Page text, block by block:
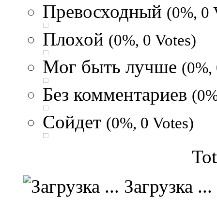
Превосходный (0%, 0
Плохой (0%, 0 Votes)
Мог быть лучше (0%,
Без комментариев
Сойдет (0%, 0 Votes)
Загрузка ...